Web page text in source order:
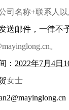
司名称+联系人
送邮件，一律不
。
： 2022年7月 4日
女士